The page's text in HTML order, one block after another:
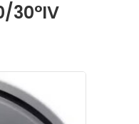
30°IV